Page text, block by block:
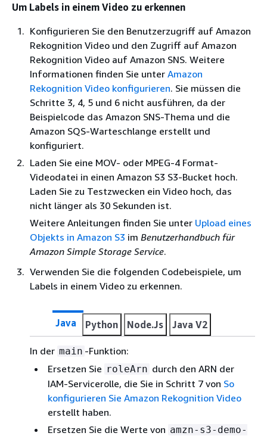
Um Labels in einem Video zu erkennen
Konfigurieren Sie den Benutzerzugriff auf Amazon
Rekognition Video und den Zugriff auf Amazon
Rekognition Video auf Amazon SNS. Weitere
Informationen finden Sie unter Amazon
Rekognition Video konfigurieren. Sie müssen die
Schritte 3, 4, 5 und 6 nicht ausführen, da der
Beispielcode das Amazon SNS-Thema und die
Amazon SQS-Warteschlange erstellt und
konfiguriert.
Laden Sie eine MOV- oder MPEG-4 Format-
Videodatei in einen Amazon S3 S3-Bucket hoch.
Laden Sie zu Testzwecken ein Video hoch, das
nicht länger als 30 Sekunden ist.
Weitere Anleitungen finden Sie unter Upload eines
Objekts in Amazon S3 im Benutzerhandbuch für
Amazon Simple Storage Service.
Verwenden Sie die folgenden Codebeispiele, um
Labels in einem Video zu erkennen.
Java Python Node.Js Java V2
In der main -Funktion:
Ersetzen Sie roleArn durch den ARN der
IAM-Servicerolle, die Sie in Schritt 7 von So
konfigurieren Sie Amazon Rekognition Video
erstellt haben.
Ersetzen Sie die Werte von amzn-s3-demo-